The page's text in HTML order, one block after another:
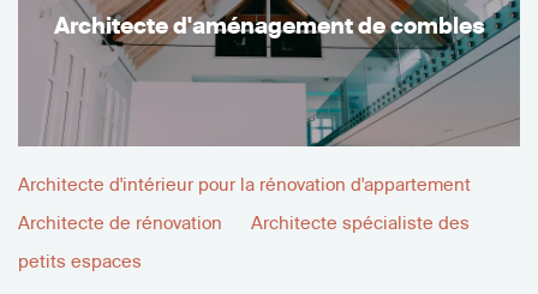
Architecte d'aménagement de combles
Architecte d'intérieur pour la rénovation d'appartement
Architecte de rénovation
Architecte spécialiste des
petits espaces